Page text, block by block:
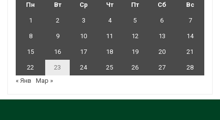
Пн Вт Ср Чт Пт Сб Вс
1 2 3 4 5 6 7
8 9 10 11 12 13 14
15 16 17 18 19 20 21
22 23 24 25 26 27
28
« Янв
Мар »